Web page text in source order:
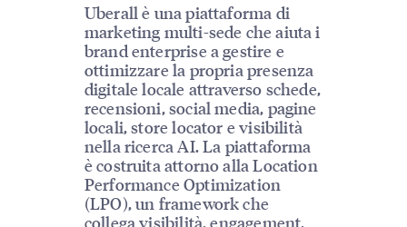
Uberall è una piattaforma di
marketing multi-sede che aiuta i
brand enterprise a gestire e
ottimizzare la propria presenza
digitale locale attraverso schede,
recensioni, social media, pagine
locali, store locator e visibilità
nella ricerca AI. La piattaforma
è costruita attorno alla Location
Performance Optimization
(LPO), un framework che
collega visibilità, engagement,